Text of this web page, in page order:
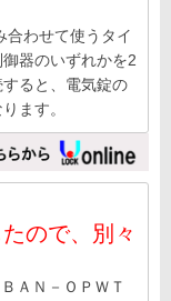
合わせて使うタイ
器のいずれかを2
ると、電気錠の
ます。
ので、別々
ＡＮ－ＯＰＷＴ